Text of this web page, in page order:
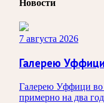
Новости
7 августа 2026
Галерею
Галерею Уффици во
примерно на два